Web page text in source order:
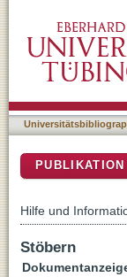
chemistry
Hilfe und
Stöbern